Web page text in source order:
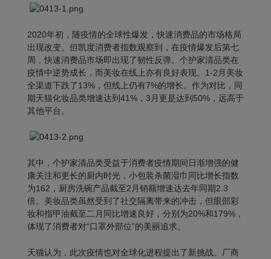
2020年初，随疫情的全球性爆发，快速消费品的市场格局
出现改变。但凯度消费者指数观察到，在疫情爆发后第七
周，快速消费品市场即出现了韧性反弹。个护家清品类在
疫情中逆势成长，而美妆在线上亦有良好表现。1-2月美妆
全渠道下跌了13%，但线上仍有7%的增长。作为对比，同
期天猫化妆品类增速达到41%，3月更是达到50%，远高于
其他平台。
其中，个护家清品类受益于消费者疫情期间日渐增强的健
康关注和更长的厨内时光，小包装杀菌湿巾同比增长指数
为162，厨房洗碗产品截至2月销额增速达去年同期2.3
倍。美妆品类虽然受到了社交隔离带来的冲击，但眼部彩
妆和指甲油截至二月同比增速良好，分别为20%和179%，
体现了消费者对“口罩外部位”的美丽追求。
天猫认为，此次疫情也对全球化进程提出了新挑战。厂商